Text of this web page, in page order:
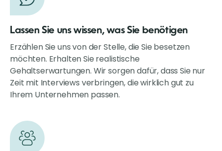
Lassen Sie uns wissen, was Sie benötigen
Erzählen Sie uns von der Stelle, die Sie besetzen
möchten. Erhalten Sie realistische
Gehaltserwartungen. Wir sorgen dafür, dass Sie nur
Zeit mit Interviews verbringen, die wirklich gut zu
Ihrem Unternehmen passen.